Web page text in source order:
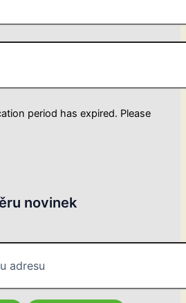
period has expired. Please
novinek